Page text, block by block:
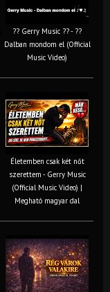
?? Gerry Music ?? - ??
Dalban mondom el (Official
Music Video)
Életemben csak két nőt
szerettem - Gerry Music
(Official Music Video) |
Megható magyar dal